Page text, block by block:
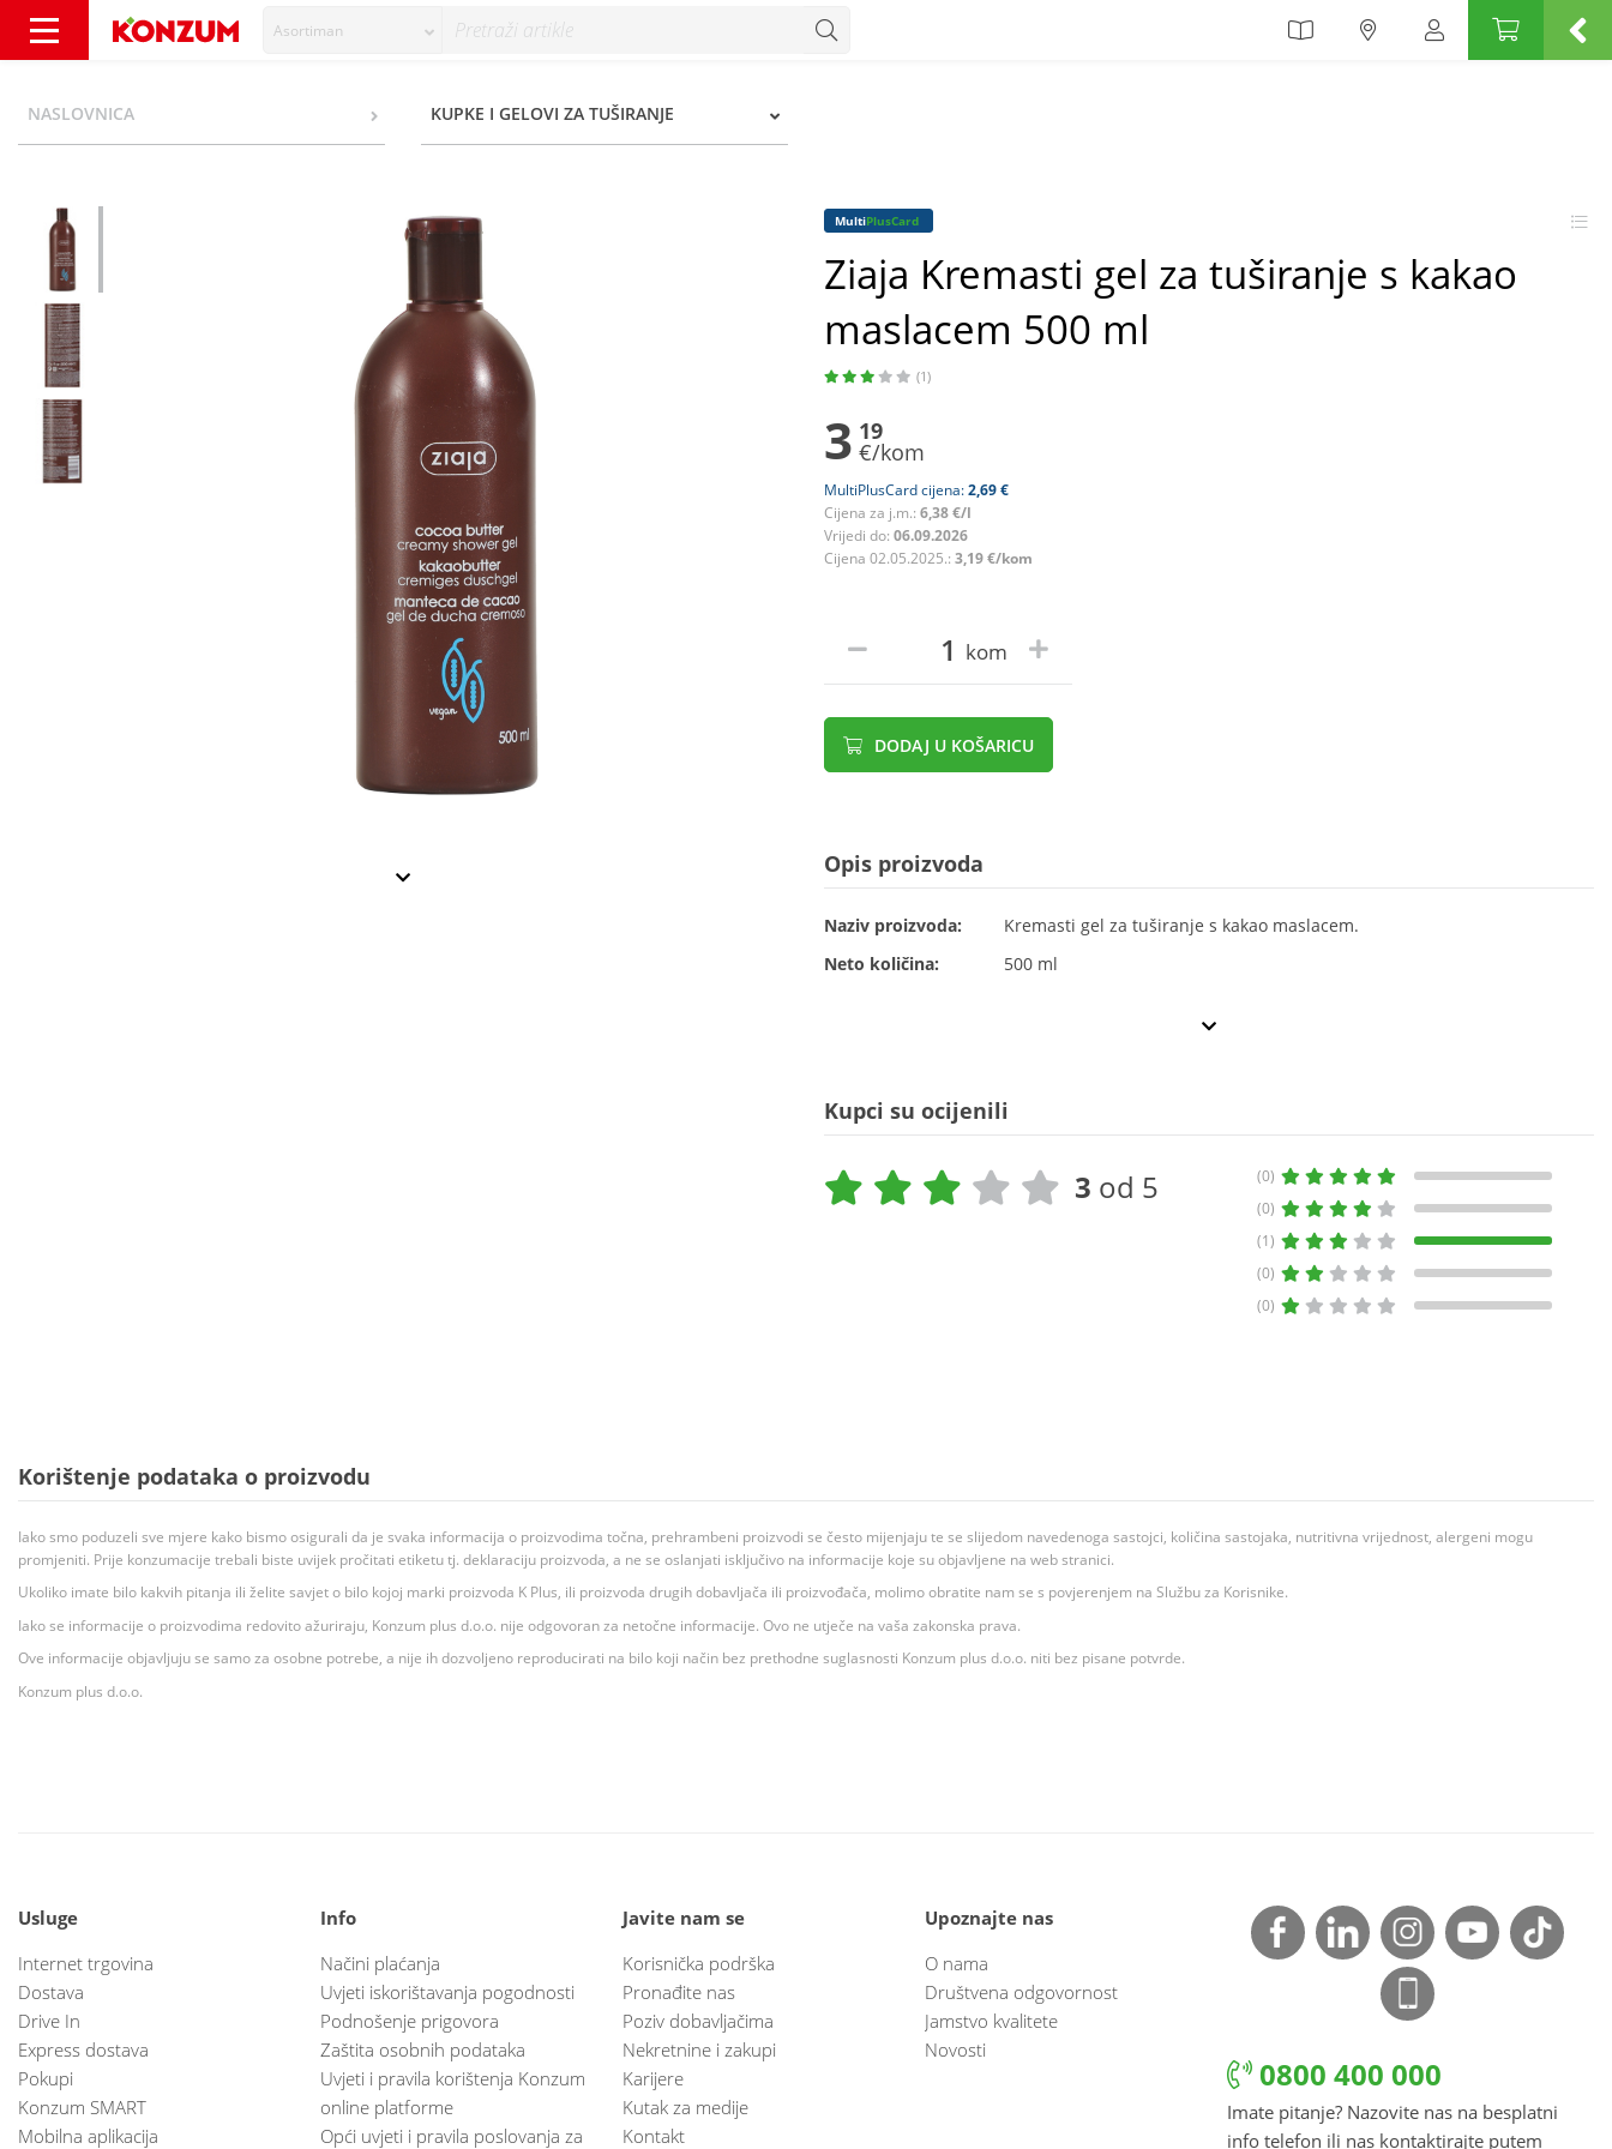
Asortiman
NASLOVNICA KUPKE I GELOVI ZA TUŠIRANJE
MultiPlusCard
Ziaja Kremasti gel za tuširanje s kakao
maslacem 500 ml
(1)
3 19
€/kom
MultiPlusCard cijena:2,69 €
Cijena za j.m.: 6,38 €/l
Vrijedi do: 06.09.2026
Cijena 02.05.2025.: 3,19 €/kom
kom
DODAJ U KOŠARICU
Opis proizvoda
Naziv proizvoda:
Kremasti gel za tuširanje s kakao maslacem.
Neto količina:
500 ml
Kupci su ocijenili
3 od 5
(0)
(0)
(1)
(0)
(0)
Korištenje podataka o proizvodu
Iako smo poduzeli sve mjere kako bismo osigurali da je svaka informacija o proizvodima točna, prehrambeni proizvodi se često mijenjaju te se slijedom navedenoga sastojci, količina sastojaka, nutritivna vrijednost, alergeni mogu
promjeniti. Prije konzumacije trebali biste uvijek pročitati etiketu tj. deklaraciju proizvoda, a ne se oslanjati isključivo na informacije koje su objavljene na web stranici.
Ukoliko imate bilo kakvih pitanja ili želite savjet o bilo kojoj marki proizvoda K Plus, ili proizvoda drugih dobavljača ili proizvođača, molimo obratite nam se s povjerenjem na Službu za Korisnike.
Iako se informacije o proizvodima redovito ažuriraju, Konzum plus d.o.o. nije odgovoran za netočne informacije. Ovo ne utječe na vaša zakonska prava.
Ove informacije objavljuju se samo za osobne potrebe, a nije ih dozvoljeno reproducirati na bilo koji način bez prethodne suglasnosti Konzum plus d.o.o. niti bez pisane potvrde.
Konzum plus d.o.o.
Usluge
Internet trgovina
Dostava
Drive In
Express dostava
Pokupi
Konzum SMART
Mobilna aplikacija
Info
Načini plaćanja
Uvjeti iskorištavanja pogodnosti
Podnošenje prigovora
Zaštita osobnih podataka
Uvjeti i pravila korištenja Konzum
online platforme
Opći uvjeti i pravila poslovanja za
Javite nam se
Korisnička podrška
Pronađite nas
Poziv dobavljačima
Nekretnine i zakupi
Karijere
Kutak za medije
Kontakt
Upoznajte nas
O nama
Društvena odgovornost
Jamstvo kvalitete
Novosti
0800 400 000
Imate pitanje? Nazovite nas na besplatni
info telefon ili nas kontaktirajte putem